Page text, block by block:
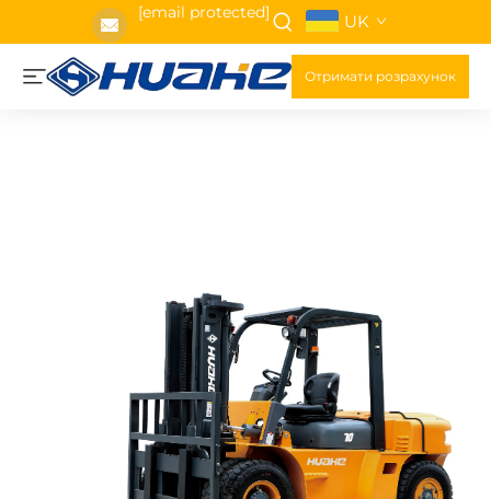
[email protected] UK
Отримати розрахунок